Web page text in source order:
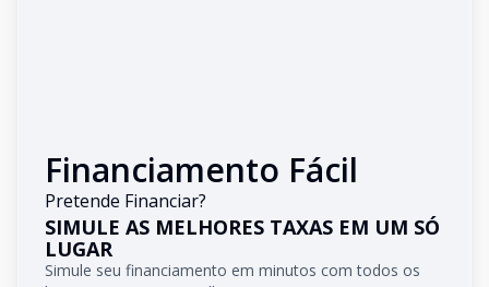
Financiamento Fácil
Pretende Financiar?
SIMULE AS MELHORES TAXAS EM UM SÓ
LUGAR
Simule seu financiamento em minutos com todos os